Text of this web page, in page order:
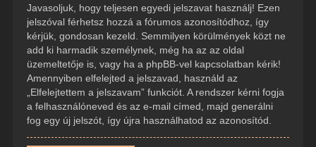
Javasoljuk, hogy teljesen egyedi jelszavat használj! Ezen
jelszóval férhetsz hozzá a fórumos azonosítódhoz, így
kérjük, gondosan kezeld. Semmilyen körülmények közt ne
add ki harmadik személynek, még ha az az oldal
üzemeltetője is, vagy ha a phpBB-vel kapcsolatban kérik!
Amennyiben elfelejted a jelszavad, használd az
„Elfelejtettem a jelszavam” funkciót. A rendszer kérni fogja
a felhasználóneved és az e-mail címed, majd generálni
fog egy új jelszót, így újra használhatod az azonosítód.